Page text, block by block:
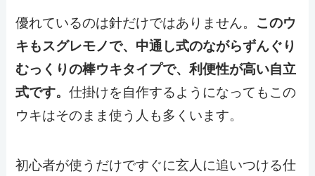
優れているのは針だけではありません。 このウ
キもスグレモノで、中通し式のながらずんぐり
むっくりの棒ウキタイプで、利便性が高い自立
式です。仕掛けを自作するようになってもこの
ウキはそのまま使う人も多くいます。
初心者が使うだけですぐに玄人に追いつける仕